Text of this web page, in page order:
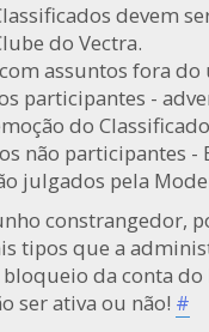
devem
do Vectra.
assuntos fora
participantes -
do
não participantes
julgados pela
constrangedor,
tipos que a
da conta
ser ativa ou não! #